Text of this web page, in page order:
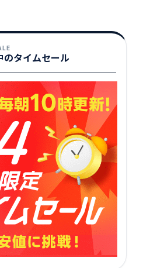
のタイムセール